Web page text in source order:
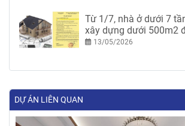
Từ 1/7, nhà ở dưới 7
xây dựng dưới 500m2
phép xây dựng
13/05/2026
DỰ ÁN LIÊN QUAN